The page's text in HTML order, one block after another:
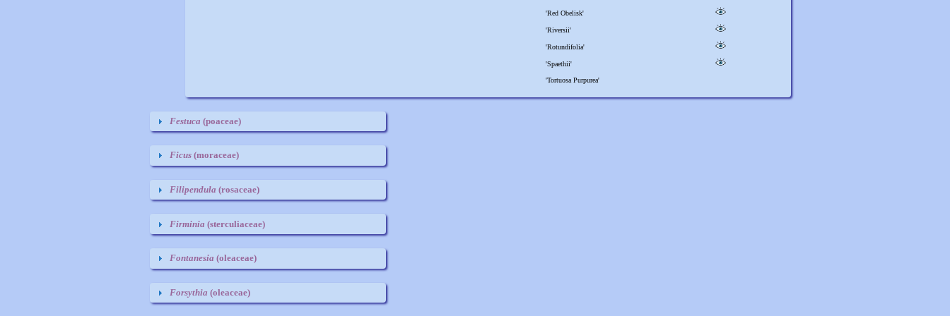
'Red Obelisk'
'Riversii'
'Rotundifolia'
'Spaethii'
'Tortuosa Purpurea'
Festuca (poaceae)
Ficus (moraceae)
Filipendula (rosaceae)
Firminia (sterculiaceae)
Fontanesia (oleaceae)
Forsythia (oleaceae)